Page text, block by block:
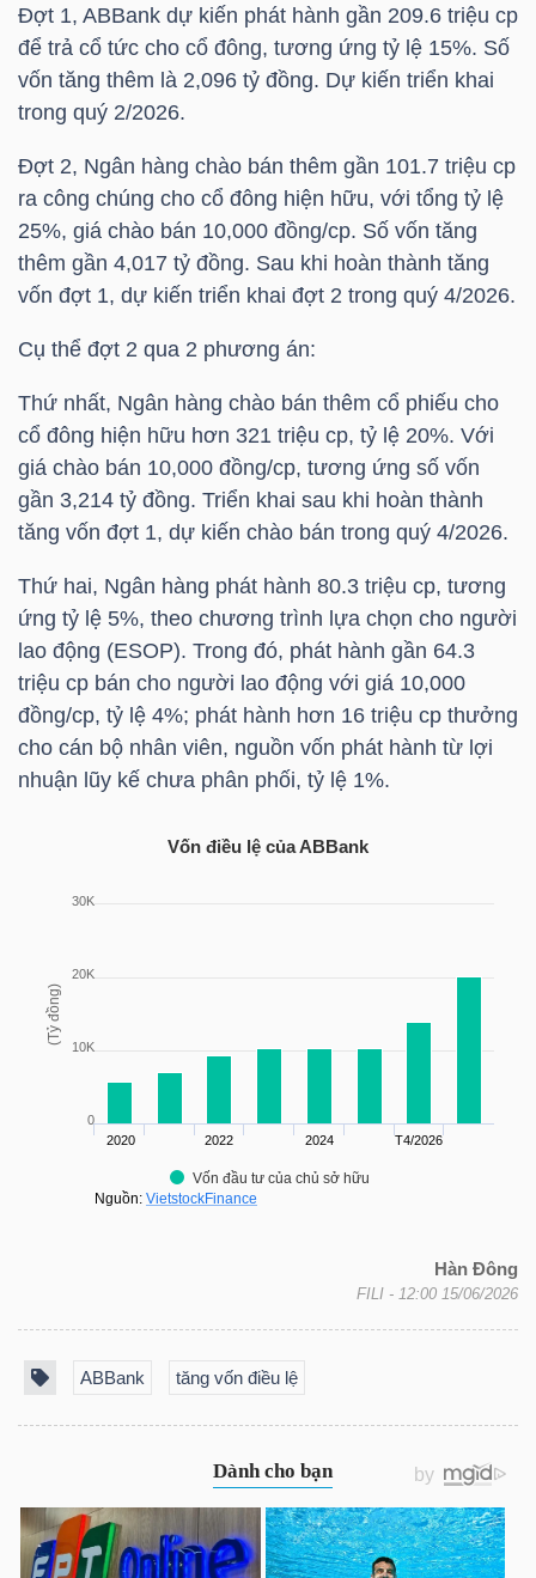
Đợt 1, ABBank dự kiến phát hành gần 209.6 triệu cp
để trả cổ tức cho cổ đông, tương ứng tỷ lệ 15%. Số
vốn tăng thêm là 2,096 tỷ đồng. Dự kiến triển khai
trong quý 2/2026.
Đợt 2, Ngân hàng chào bán thêm gần 101.7 triệu cp
ra công chúng cho cổ đông hiện hữu, với tổng tỷ lệ
25%, giá chào bán 10,000 đồng/cp. Số vốn tăng
thêm gần 4,017 tỷ đồng. Sau khi hoàn thành tăng
vốn đợt 1, dự kiến triển khai đợt 2 trong quý 4/2026.
Cụ thể đợt 2 qua 2 phương án:
Thứ nhất, Ngân hàng chào bán thêm cổ phiếu cho
cổ đông hiện hữu hơn 321 triệu cp, tỷ lệ 20%. Với
giá chào bán 10,000 đồng/cp, tương ứng số vốn
gần 3,214 tỷ đồng. Triển khai sau khi hoàn thành
tăng vốn đợt 1, dự kiến chào bán trong quý 4/2026.
Thứ hai, Ngân hàng phát hành 80.3 triệu cp, tương
ứng tỷ lệ 5%, theo chương trình lựa chọn cho người
lao động (ESOP). Trong đó, phát hành gần 64.3
triệu cp bán cho người lao động với giá 10,000
đồng/cp, tỷ lệ 4%; phát hành hơn 16 triệu cp thưởng
cho cán bộ nhân viên, nguồn vốn phát hành từ lợi
nhuận lũy kế chưa phân phối, tỷ lệ 1%.
Vốn điều lệ của ABBank
Hàn Đông
FILI - 12:00 15/06/2026
ABBank tăng vốn điều lệ
PHÂN
VIETSTOCKFINANCE
MÔ
NGÀNH
NGHIỆP
CỔ
PHIẾU
SINH
TRÁI
PHIẾU
DỮ
Ngành
(-)